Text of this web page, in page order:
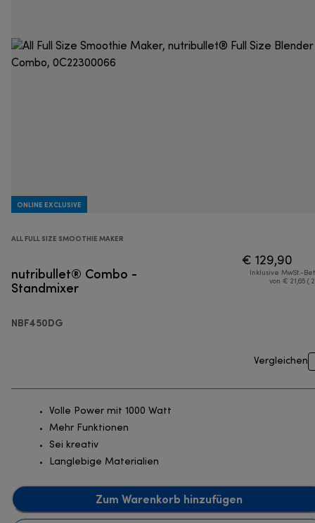
ONLINE EXCLUSIVE
ALL FULL SIZE SMOOTHIE MAKER
nutribullet® Combo -
Standmixer
NBF450DG
€ 129,90
Inklusive MwSt.-
von € 21,65 (
Vergleichen
Volle Power mit 1000 Watt
Mehr Funktionen
Sei kreativ
Langlebige Materialien
Zum Warenkorb hinzufügen